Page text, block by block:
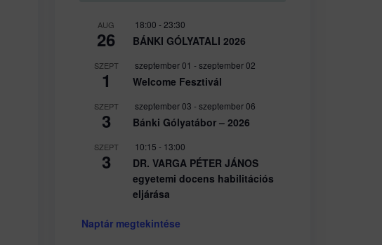
AUG
26
18:00 - 23:30
BÁNKI GÓLYATALI 2026
SZEPT
1
szeptember 01 -szeptember 02
Welcome Fesztivál
SZEPT
3
szeptember 03 -szeptember 06
Bánki Gólyatábor – 2026
SZEPT
3
10:15 - 13:00
DR. VARGA PÉTER JÁNOS
egyetemi docens habilitációs
eljárása
Naptár megtekintése